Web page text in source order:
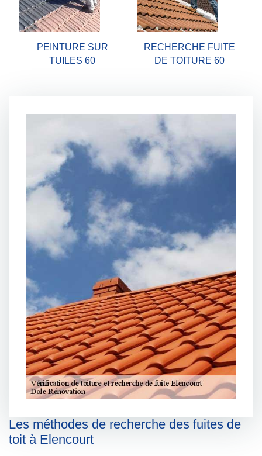
PEINTURE SUR
TUILES 60
RECHERCHE FUITE
DE TOITURE 60
Les méthodes de recherche des fuites de
toit à Elencourt